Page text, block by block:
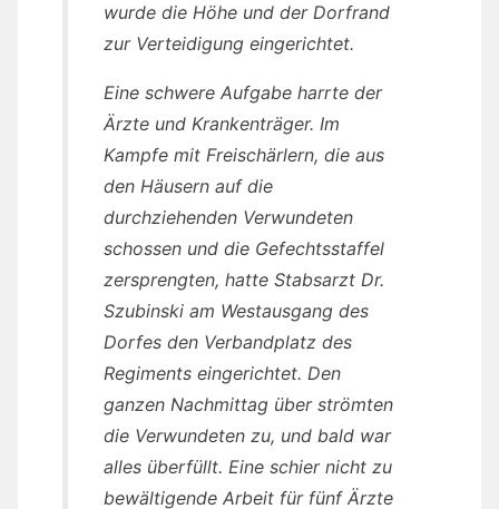
wurde die Höhe und der Dorfrand
zur Verteidigung eingerichtet.
Eine schwere Aufgabe harrte der
Ärzte und Krankenträger. Im
Kampfe mit Freischärlern, die aus
den Häusern auf die
durchziehenden Verwundeten
schossen und die Gefechtsstaffel
zersprengten, hatte Stabsarzt Dr.
Szubinski am Westausgang des
Dorfes den Verbandplatz des
Regiments eingerichtet. Den
ganzen Nachmittag über strömten
die Verwundeten zu, und bald war
alles überfüllt. Eine schier nicht zu
bewältigende Arbeit für fünf Ärzte